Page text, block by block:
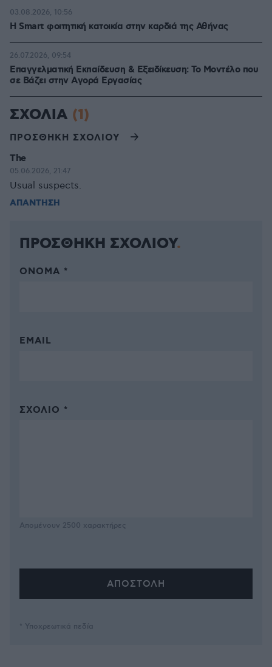
Η Smart φοιτητική κατοικία στην καρδιά της Αθήνας
03.08.2026, 10:56
Επαγγελματική Εκπαίδευση & Εξειδίκευση: Το Mοντέλο που
σε Bάζει στην Aγορά Eργασίας
26.07.2026, 09:54
ΣΧΟΛΙΑ (1)
ΠΡΟΣΘΗΚΗ ΣΧΟΛΙΟΥ
The
05.06.2026, 21:47
Usual suspects.
ΑΠΑΝΤΗΣΗ
ΠΡΟΣΘΗΚΗ ΣΧΟΛΙΟΥ
ΌΝΟΜΑ *
EMAIL
ΣΧΌΛΙΟ *
Απομένουν 2500 χαρακτήρες
* Υποχρεωτικά πεδία